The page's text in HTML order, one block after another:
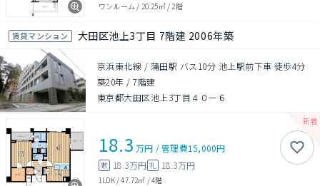
ワンルーム / 20.25㎡/2階
賃貸マンション 大田区池上3丁目 7階建 2006年築
京浜東北線 / 蒲田駅 バス10分 池上駅前下車 徒歩4分
築20年 /7階建
東京都大田区池上3丁目４０ー６
18.3 万円 /管理費15,000円
敷 18.3万円 礼 18.3万円
1LDK/47.72㎡ /4階